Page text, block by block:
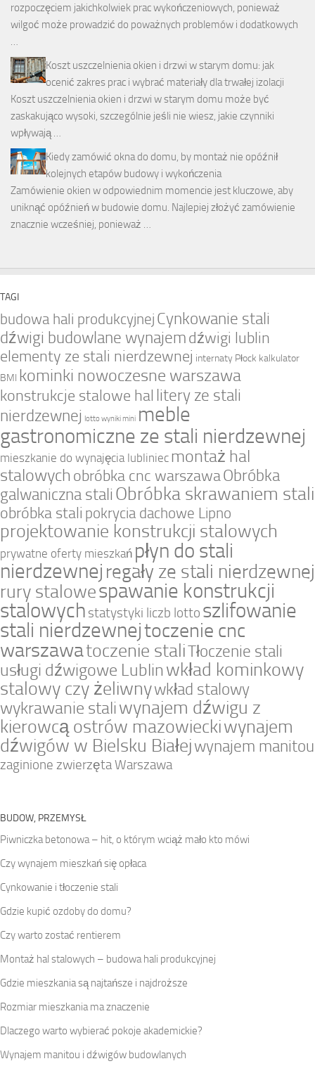
rozpoczęciem jakichkolwiek prac wykończeniowych, ponieważ
wilgoć może prowadzić do poważnych problemów i dodatkowych
…
Koszt uszczelnienia okien i drzwi w starym domu: jak
ocenić zakres prac i wybrać materiały dla trwałej izolacji
Koszt uszczelnienia okien i drzwi w starym domu może być
zaskakująco wysoki, szczególnie jeśli nie wiesz, jakie czynniki
wpływają …
Kiedy zamówić okna do domu, by montaż nie opóźnił
kolejnych etapów budowy i wykończenia
Zamówienie okien w odpowiednim momencie jest kluczowe, aby
uniknąć opóźnień w budowie domu. Najlepiej złożyć zamówienie
znacznie wcześniej, ponieważ …
TAGI
budowa hali produkcyjnej Cynkowanie stali
dźwigi budowlane wynajemdźwigi lublin
elementy ze stali nierdzewnej internaty Płock kalkulator
BMI kominki nowoczesne warszawa
konstrukcje stalowe hal litery ze stali
nierdzewnej lotto wyniki mini meble
gastronomiczne ze stali nierdzewnej
mieszkanie do wynajęcia lubliniec montaż hal
stalowych obróbka cnc warszawaObróbka
galwaniczna stali Obróbka skrawaniem stali
obróbka stali pokrycia dachowe Lipno
projektowanie konstrukcji stalowych
prywatne oferty mieszkań płyn do stali
nierdzewnej regały ze stali nierdzewnej
rury stalowespawanie konstrukcji
stalowych statystyki liczb lotto szlifowanie
stali nierdzewnejtoczenie cnc
warszawatoczenie staliTłoczenie stali
usługi dźwigowe Lublin wkład kominkowy
stalowy czy żeliwnywkład stalowy
wykrawanie staliwynajem dźwigu z
kierowcą ostrów mazowieckiwynajem
dźwigów w Bielsku Białejwynajem manitou
zaginione zwierzęta Warszawa
BUDOW, PRZEMYSŁ
Piwniczka betonowa – hit, o którym wciąż mało kto mówi
Czy wynajem mieszkań się opłaca
Cynkowanie i tłoczenie stali
Gdzie kupić ozdoby do domu?
Czy warto zostać rentierem
Montaż hal stalowych – budowa hali produkcyjnej
Gdzie mieszkania są najtańsze i najdroższe
Rozmiar mieszkania ma znaczenie
Dlaczego warto wybierać pokoje akademickie?
Wynajem manitou i dźwigów budowlanych